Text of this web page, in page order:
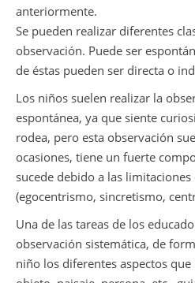
anteriormente.
Se pueden realizar diferentes
observación. Puede ser
de éstas pueden ser directa o
Los niños suelen realizar la
espontánea, ya que siente
rodea, pero esta observación
ocasiones, tiene un fuerte
sucede debido a las
(egocentrismo, sincretismo,
Una de las tareas de los
observación sistemática, de
niño los diferentes aspectos